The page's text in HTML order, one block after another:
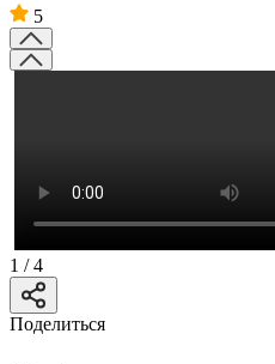
5
1 / 4
Поделиться